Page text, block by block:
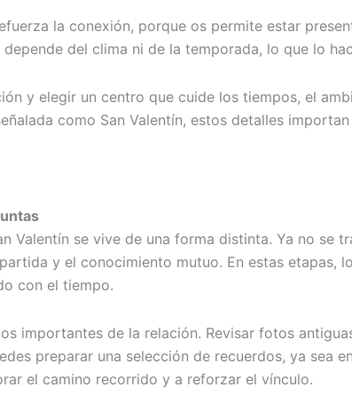
la conexión, porque os permite estar
del clima ni de la temporada, lo que lo
y elegir un centro que cuide los tiempos, el
como San Valentín, estos detalles
Valentín se vive de una forma distinta. Ya no se
y el conocimiento mutuo. En estas etapas,
con el tiempo.
importantes de la relación. Revisar fotos
preparar una selección de recuerdos, ya sea
el camino recorrido y a reforzar el vínculo.